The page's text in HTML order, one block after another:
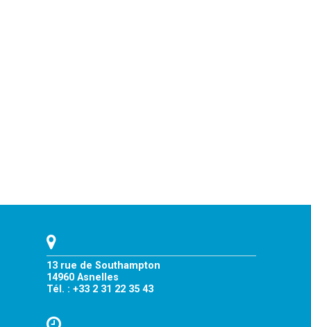
13 rue de Southampton
14960 Asnelles
Tél. : +33 2 31 22 35 43